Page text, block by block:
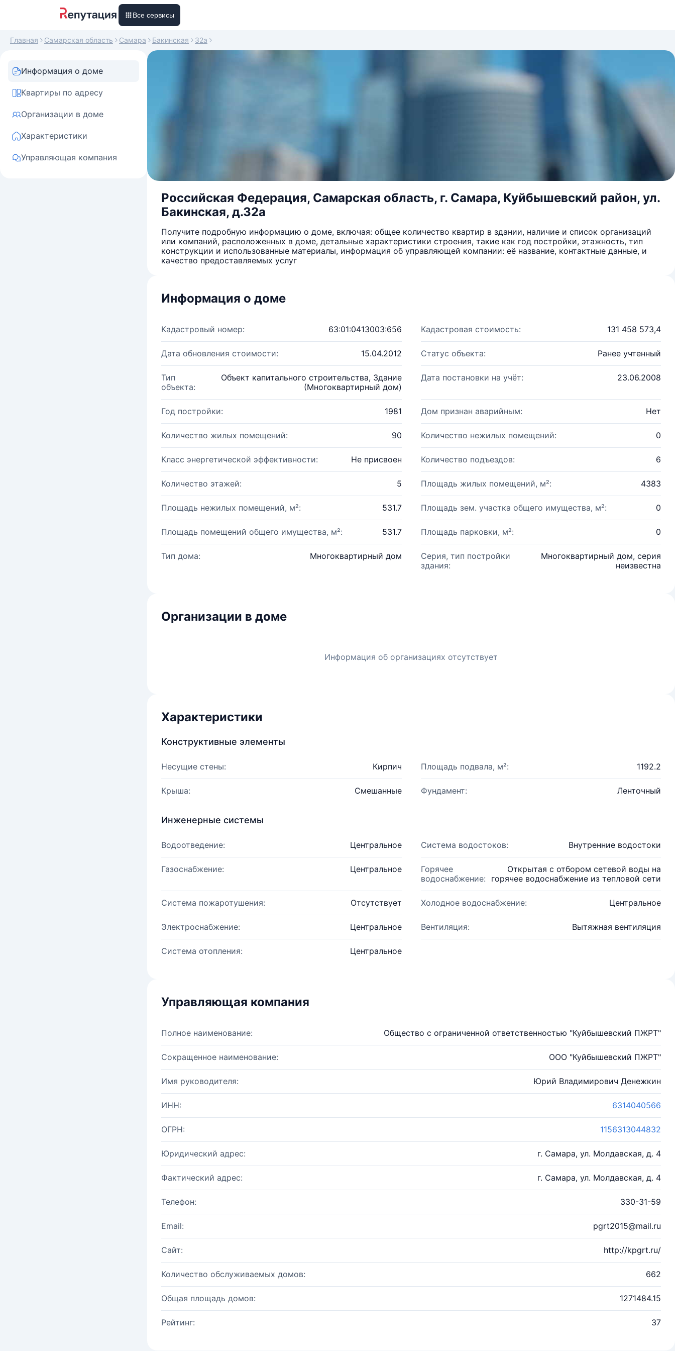
Все сервисы
Главная Самарская область Самара Бакинская 32а
Информация о доме
Квартиры по адресу
Организации в доме
Характеристики
Управляющая компания
Российская Федерация, Самарская область, г. Самара, Куйбышевский район, ул.
Бакинская, д.32а
Получите подробную информацию о доме, включая: общее количество квартир в здании, наличие и список организаций
или компаний, расположенных в доме, детальные характеристики строения, такие как год постройки, этажность, тип
конструкции и использованные материалы, информация об управляющей компании: её название, контактные данные, и
качество предоставляемых услуг
Информация о доме
Кадастровый номер: 63:01:0413003:656 Кадастровая стоимость: 131 458 573,4
Дата обновления стоимости: 15.04.2012 Статус объекта: Ранее учтенный
Тип
объекта:
Объект капитального строительства, Здание
(Многоквартирный дом)
Дата постановки на учёт: 23.06.2008
Год постройки: 1981 Дом признан аварийным: Нет
Количество жилых помещений: 90 Количество нежилых помещений: 0
Класс энергетической эффективности: Не присвоен Количество подъездов: 6
Количество этажей: 5 Площадь жилых помещений, м²: 4383
Площадь нежилых помещений, м²: 531.7 Площадь зем. участка общего имущества, м²: 0
Площадь помещений общего имущества, м²: 531.7 Площадь парковки, м²: 0
Тип дома: Многоквартирный дом
Серия, тип постройки
здания:
Многоквартирный дом, серия
неизвестна
Организации в доме
Информация об организациях отсутствует
Характеристики
Конструктивные элементы
Несущие стены: Кирпич Площадь подвала, м²: 1192.2
Крыша: Смешанные Фундамент: Ленточный
Инженерные системы
Водоотведение: Центральное Система водостоков: Внутренние водостоки
Газоснабжение: Центральное
Горячее
водоснабжение:
Открытая с отбором сетевой воды на
горячее водоснабжение из тепловой сети
Система пожаротушения: Отсутствует Холодное водоснабжение: Центральное
Электроснабжение: Центральное Вентиляция: Вытяжная вентиляция
Система отопления: Центральное
Управляющая компания
Полное наименование: Общество с ограниченной ответственностью "Куйбышевский ПЖРТ"
Сокращенное наименование: ООО "Куйбышевский ПЖРТ"
Имя руководителя: Юрий Владимирович Денежкин
ИНН: 6314040566
ОГРН: 1156313044832
Юридический адрес: г. Самара, ул. Молдавская, д. 4
Фактический адрес: г. Самара, ул. Молдавская, д. 4
Телефон: 330-31-59
Email: pgrt2015@mail.ru
Сайт: http://kpgrt.ru/
Количество обслуживаемых домов: 662
Общая площадь домов: 1271484.15
Рейтинг: 37